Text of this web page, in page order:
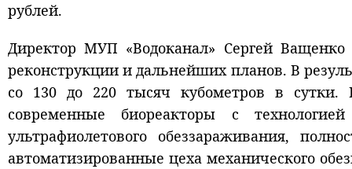
рублей.
Директор МУП «Водоканал» Сергей
реконструкции и дальнейших планов. В
со 130 до 220 тысяч кубометров в
современные биореакторы с
ультрафиолетового обеззараживания,
автоматизированные цеха механического